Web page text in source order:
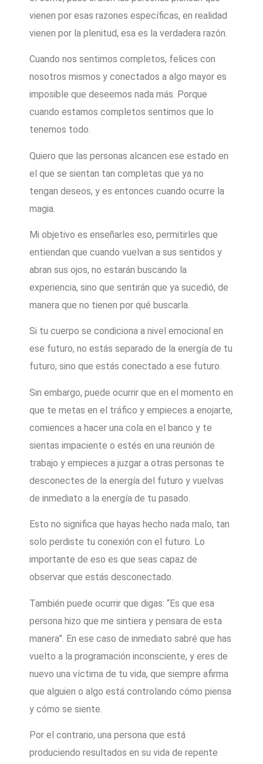
vienen por esas razones específicas, en realidad
vienen por la plenitud, esa es la verdadera razón.
Cuando nos sentimos completos, felices con
nosotros mismos y conectados a algo mayor es
imposible que deseemos nada más. Porque
cuando estamos completos sentimos que lo
tenemos todo.
Quiero que las personas alcancen ese estado en
el que se sientan tan completas que ya no
tengan deseos, y es entonces cuando ocurre la
magia.
Mi objetivo es enseñarles eso, permitirles que
entiendan que cuando vuelvan a sus sentidos y
abran sus ojos, no estarán buscando la
experiencia, sino que sentirán que ya sucedió, de
manera que no tienen por qué buscarla.
Si tu cuerpo se condiciona a nivel emocional en
ese futuro, no estás separado de la energía de tu
futuro, sino que estás conectado a ese futuro.
Sin embargo, puede ocurrir que en el momento en
que te metas en el tráfico y empieces a enojarte,
comiences a hacer una cola en el banco y te
sientas impaciente o estés en una reunión de
trabajo y empieces a juzgar a otras personas te
desconectes de la energía del futuro y vuelvas
de inmediato a la energía de tu pasado.
Esto no significa que hayas hecho nada malo, tan
solo perdiste tu conexión con el futuro. Lo
importante de eso es que seas capaz de
observar que estás desconectado.
También puede ocurrir que digas: “Es que esa
persona hizo que me sintiera y pensara de esta
manera”. En ese caso de inmediato sabré que has
vuelto a la programación inconsciente, y eres de
nuevo una víctima de tu vida, que siempre afirma
que alguien o algo está controlando cómo piensa
y cómo se siente.
Por el contrario, una persona que está
produciendo resultados en su vida de repente